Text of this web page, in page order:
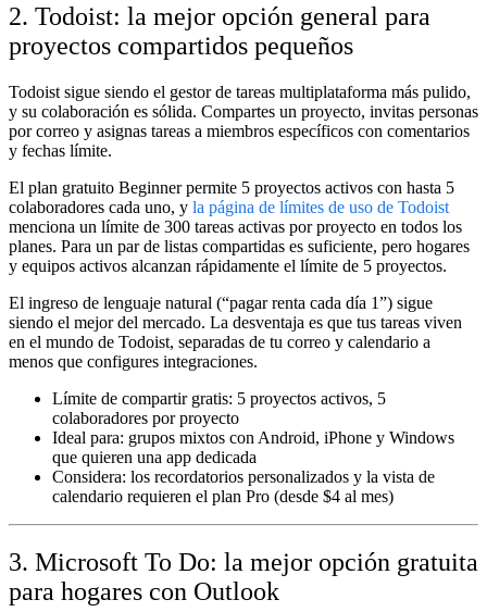
2. Todoist: la mejor opción general para
proyectos compartidos pequeños
Todoist sigue siendo el gestor de tareas multiplataforma más pulido,
y su colaboración es sólida. Compartes un proyecto, invitas personas
por correo y asignas tareas a miembros específicos con comentarios
y fechas límite.
El plan gratuito Beginner permite 5 proyectos activos con hasta 5
colaboradores cada uno, y la página de límites de uso de Todoist
menciona un límite de 300 tareas activas por proyecto en todos los
planes. Para un par de listas compartidas es suficiente, pero hogares
y equipos activos alcanzan rápidamente el límite de 5 proyectos.
El ingreso de lenguaje natural (“pagar renta cada día 1”) sigue
siendo el mejor del mercado. La desventaja es que tus tareas viven
en el mundo de Todoist, separadas de tu correo y calendario a
menos que configures integraciones.
Límite de compartir gratis: 5 proyectos activos, 5
colaboradores por proyecto
Ideal para: grupos mixtos con Android, iPhone y Windows
que quieren una app dedicada
Considera: los recordatorios personalizados y la vista de
calendario requieren el plan Pro (desde $4 al mes)
3. Microsoft To Do: la mejor opción gratuita
para hogares con Outlook